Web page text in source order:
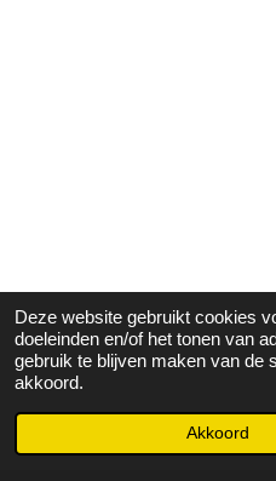
Deze website gebruikt cookies
doeleinden en/of het tonen van
gebruik te blijven maken van de
akkoord.
Akkoord